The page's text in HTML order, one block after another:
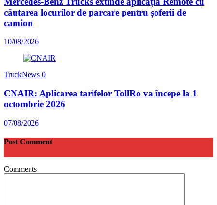
căutarea locurilor de parcare pentru șoferii de
camion
10/08/2026
TruckNews 0
CNAIR: Aplicarea tarifelor TollRo va începe la 1
octombrie 2026
07/08/2026
Post Comment
Comments